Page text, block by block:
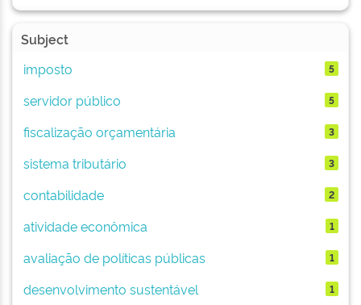
Subject
imposto
5
servidor público 5
fiscalização orçamentária 3
sistema tributário 3
contabilidade 2
atividade econômica 1
avaliação de políticas públicas 1
desenvolvimento sustentável 1